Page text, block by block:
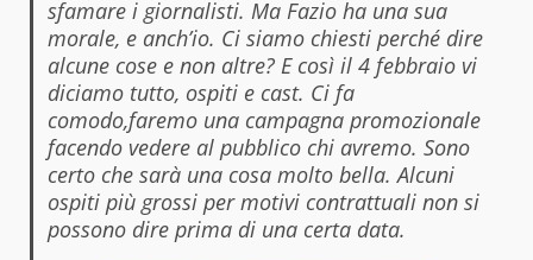
sfamare i giornalisti. Ma Fazio ha una sua
morale, e anch’io. Ci siamo chiesti perché dire
alcune cose e non altre? E così il 4 febbraio vi
diciamo tutto, ospiti e cast. Ci fa
comodo,faremo una campagna promozionale
facendo vedere al pubblico chi avremo. Sono
certo che sarà una cosa molto bella. Alcuni
ospiti più grossi per motivi contrattuali non si
possono dire prima di una certa data.